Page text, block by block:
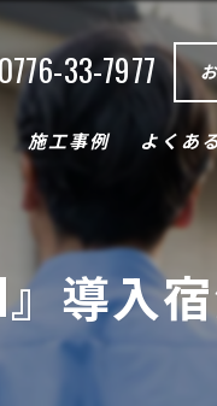
33-7977
施工事例 よくあ
導入